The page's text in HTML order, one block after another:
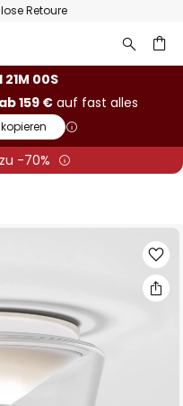
Retoure
21M 00S
159 €auf fast alles
kopieren
-70%